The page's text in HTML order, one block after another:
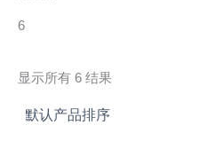
6
显示所有 6 结果